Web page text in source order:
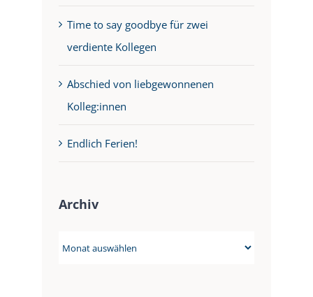
Time to say goodbye für zwei
verdiente Kollegen
Abschied von liebgewonnenen
Kolleg:innen
Endlich Ferien!
Archiv
Archiv